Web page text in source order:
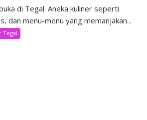
di Tegal. Aneka kuliner seperti
dan menu-menu yang memanjakan...
Tegal